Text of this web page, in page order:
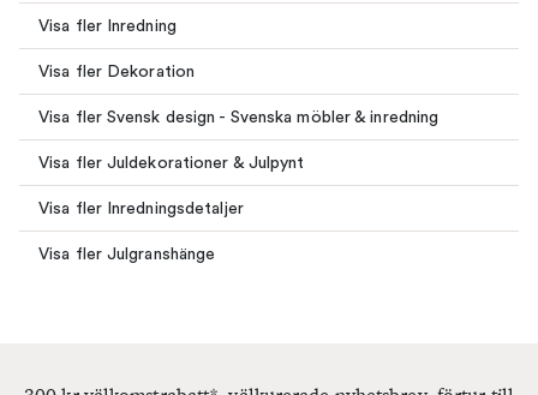
Visa fler Inredning
Visa fler Dekoration
Visa fler Svensk design - Svenska möbler & inredning
Visa fler Juldekorationer & Julpynt
Visa fler Inredningsdetaljer
Visa fler Julgranshänge